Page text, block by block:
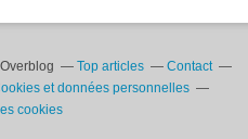
Top articles
Contact
et données personnelles
cookies